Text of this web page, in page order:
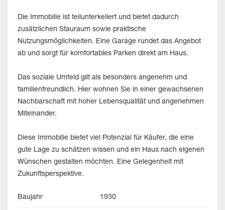
Die Immobilie ist teilunterkellert und bietet dadurch
zusätzlichen Stauraum sowie praktische
Nutzungsmöglichkeiten. Eine Garage rundet das Angebot
ab und sorgt für komfortables Parken direkt am Haus.
Das soziale Umfeld gilt als besonders angenehm und
familienfreundlich. Hier wohnen Sie in einer gewachsenen
Nachbarschaft mit hoher Lebensqualität und angenehmen
Miteinander.
Diese Immobilie bietet viel Potenzial für Käufer, die eine
gute Lage zu schätzen wissen und ein Haus nach eigenen
Wünschen gestalten möchten. Eine Gelegenheit mit
Zukunftsperspektive.
Baujahr 1930